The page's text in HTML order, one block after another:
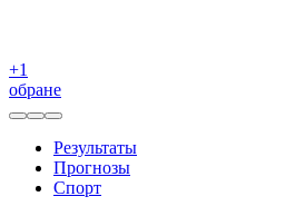
+1
обране
Результаты
Прогнозы
Спорт